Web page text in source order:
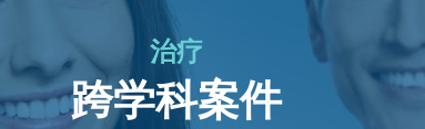
治疗
跨学科案件